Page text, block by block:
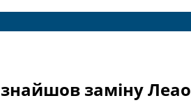
України
трансфери
заміну Леао